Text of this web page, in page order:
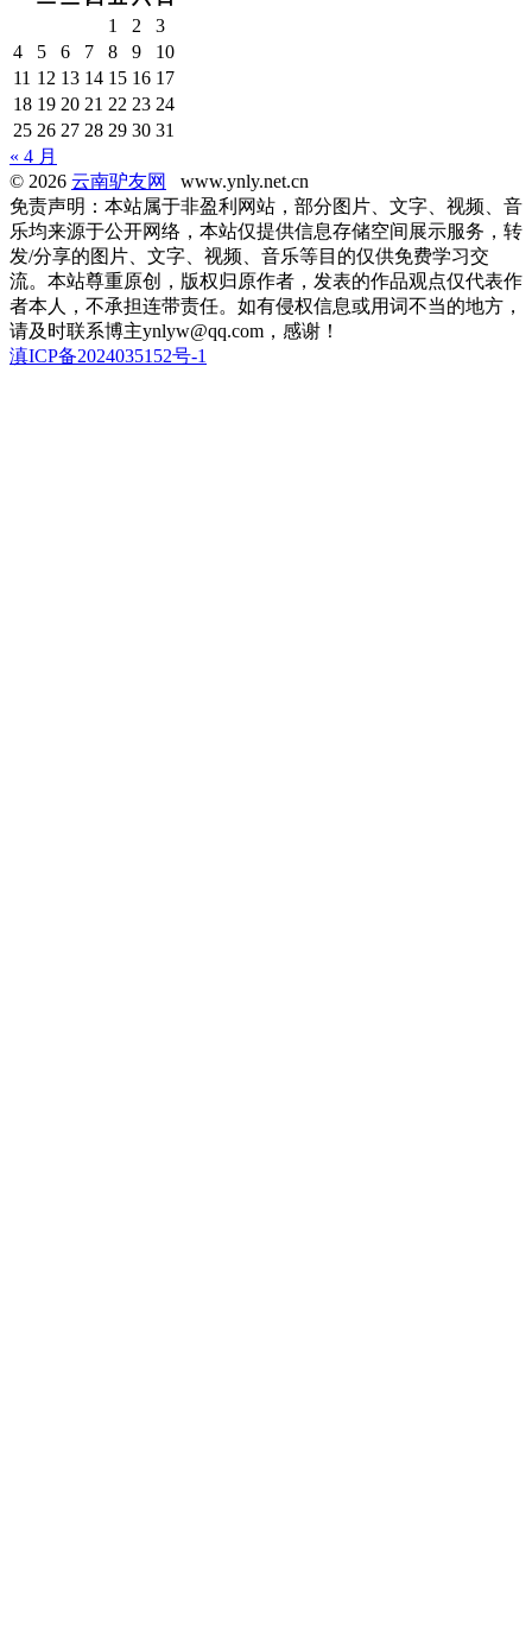
1
2
3
4
5 6 7 8 9
10
11 12 13 14 15 16 17
18 19 20 21 22 23 24
25 26 27 28 29 30 31
« 4 月
© 2026 云南驴友网
www.ynly.net.cn
免责声明：本站属于非盈利网站，部分图片、文字、视频、音
乐均来源于公开网络，本站仅提供信息存储空间展示服务，转
发/分享的图片、文字、视频、音乐等目的仅供免费学习交
流。本站尊重原创，版权归原作者，发表的作品观点仅代表作
者本人，不承担连带责任。如有侵权信息或用词不当的地方，
请及时联系博主ynlyw@qq.com，感谢！
滇ICP备2024035152号-1